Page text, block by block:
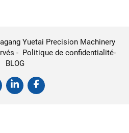
Yuetai Precision Machinery
- Politique de confidentialité-
BLOG